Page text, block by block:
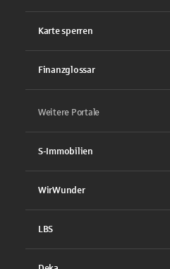
Karte sperren
Finanzglossar
Weitere Portale
S-Immobilien
WirWunder
LBS